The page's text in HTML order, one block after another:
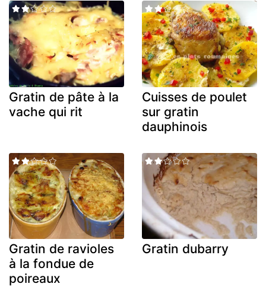
Gratin de pâte à la
vache qui rit
Cuisses de poulet
sur gratin
dauphinois
Gratin de ravioles
à la fondue de
poireaux
Gratin dubarry